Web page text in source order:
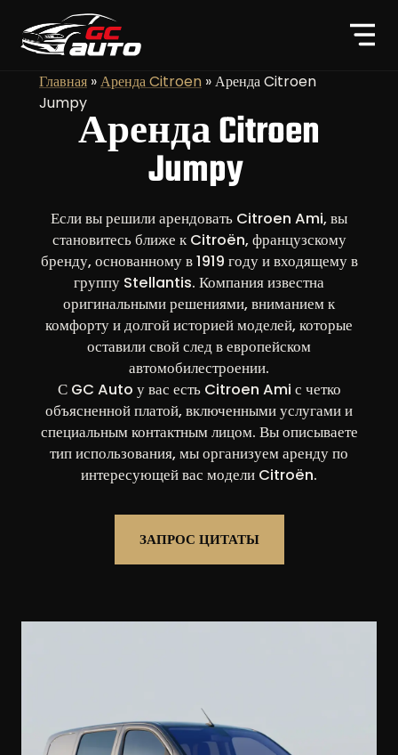
Главная »Аренда Citroen »Аренда Citroen
Jumpy
Аренда Citroen
Jumpy
Если вы решили арендовать Citroen Ami, вы
становитесь ближе к Citroën, французскому
бренду, основанному в 1919 году и входящему в
группу Stellantis. Компания известна
оригинальными решениями, вниманием к
комфорту и долгой историей моделей, которые
оставили свой след в европейском
автомобилестроении.
С GC Auto у вас есть Citroen Ami с четко
объясненной платой, включенными услугами и
специальным контактным лицом. Вы описываете
тип использования, мы организуем аренду по
интересующей вас модели Citroën.
ЗАПРОС ЦИТАТЫ